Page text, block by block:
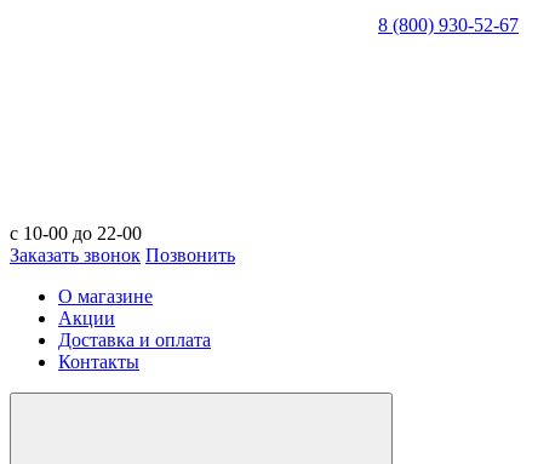
8 (800) 930-52-67
с 10-00 до 22-00
Заказать звонок Позвонить
О магазине
Акции
Доставка и оплата
Контакты